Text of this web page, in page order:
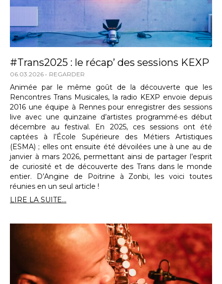
#Trans2025 : le récap’ des sessions KEXP
06.03.2026 REGARDER
Animée par le même goût de la découverte que les
Rencontres Trans Musicales, la radio KEXP envoie depuis
2016 une équipe à Rennes pour enregistrer des sessions
live avec une quinzaine d’artistes programmé·es début
décembre au festival. En 2025, ces sessions ont été
captées à l’École Supérieure des Métiers Artistiques
(ESMA) ; elles ont ensuite été dévoilées une à une au de
janvier à mars 2026, permettant ainsi de partager l’esprit
de curiosité et de découverte des Trans dans le monde
entier. D’Angine de Poitrine à Zonbi, les voici toutes
réunies en un seul article !
LIRE LA SUITE...